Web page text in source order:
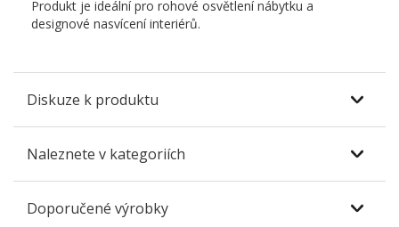
Produkt je ideální pro rohové osvětlení nábytku a
designové nasvícení interiérů.
Diskuze k produktu
Naleznete v kategoriích
Doporučené výrobky